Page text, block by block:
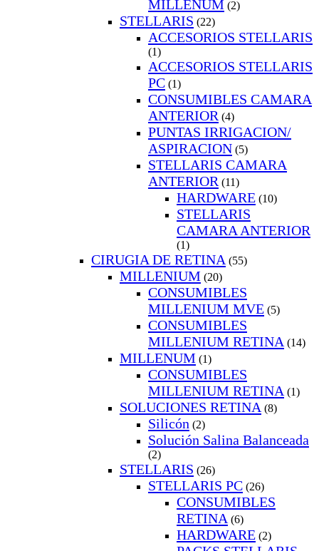
MILLENUM (2)
STELLARIS (22)
ACCESORIOS STELLARIS
(1)
ACCESORIOS STELLARIS
PC (1)
CONSUMIBLES CAMARA
ANTERIOR (4)
PUNTAS IRRIGACION/
ASPIRACION (5)
STELLARIS CAMARA
ANTERIOR (11)
HARDWARE (10)
STELLARIS
CAMARA ANTERIOR
(1)
CIRUGIA DE RETINA (55)
MILLENIUM (20)
CONSUMIBLES
MILLENIUM MVE (5)
CONSUMIBLES
MILLENIUM RETINA (14)
MILLENUM (1)
CONSUMIBLES
MILLENIUM RETINA (1)
SOLUCIONES RETINA (8)
Silicón (2)
Solución Salina Balanceada
(2)
STELLARIS (26)
STELLARIS PC (26)
CONSUMIBLES
RETINA (6)
HARDWARE (2)